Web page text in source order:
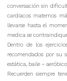
conversación sin
cardíacos maternos
llevarse hasta el
medica se
Dentro de los
recomendados por su
estática, baile –
Recuerden siempre